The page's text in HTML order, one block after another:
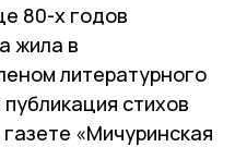
80-х годов
жила в
литературного
стихов
«Мичуринская